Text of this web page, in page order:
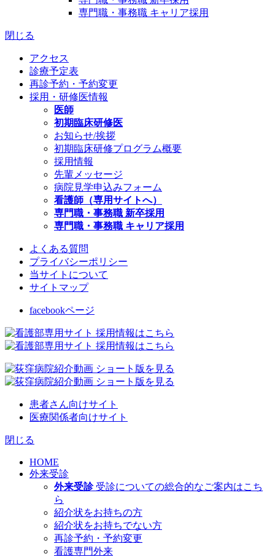
専門職・事務職 キャリア採用
閉じる
アクセス
診療予定表
再診予約・予約変更
採用・研修医情報
医師
初期臨床研修医
お知らせ/挨拶
初期臨床研修プログラム概要
採用情報
先輩メッセージ
病院見学申込みフォーム
看護師（専用サイトへ）
専門職・事務職 新卒採用
専門職・事務職 キャリア採用
よくある質問
プライバシーポリシー
当サイトについて
サイトマップ
facebookページ
患者さん向けサイト
医療関係者向けサイト
閉じる
HOME
外来受診
外来受診 受診についての総合的なご案内はこち
ら
紹介状をお持ちの方
紹介状をお持ちでない方
再診予約・予約変更
看護専門外来